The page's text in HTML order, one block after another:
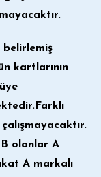
belirlemiş
kartlarının
olanlar A
A markalı